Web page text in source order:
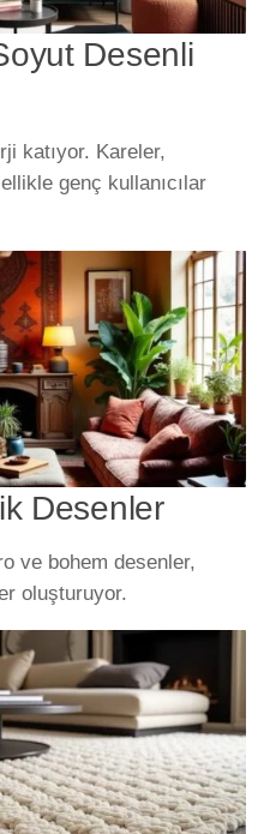
Desenli
katıyor. Kareler,
genç kullanıcılar
Desenler
ve bohem desenler,
oluşturuyor.